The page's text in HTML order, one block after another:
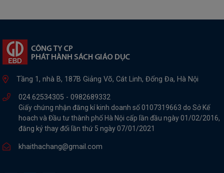
Tầng 1, nhà B, 187B Giảng Võ, Cát Linh, Đống Đa, Hà Nội
024.62534305 - 0982689332
Giấy chứng nhận đăng kí kinh doanh số 0107319663 do Sở Kế
hoach và Đầu tư thành phố Hà Nội cấp lần đầu ngày 01/02/2016,
đăng ký thay đổi lần thứ 5 ngày 07/01/2021
khaithachang@gmail.com